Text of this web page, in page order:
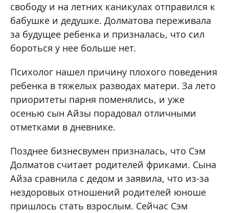
свободу и на летних каникулах отправился к
бабушке и дедушке. Долматова переживала
за будущее ребенка и призналась, что сил
бороться у нее больше нет.
Психолог нашел причину плохого поведения
ребенка в тяжелых разводах матери. За лето
приоритеты парня поменялись, и уже
осенью сын Айзы порадовал отличными
отметками в дневнике.
Позднее бизнесвумен призналась, что Сэм
Долматов считает родителей фриками. Сына
Айза сравнила с дедом и заявила, что из-за
нездоровых отношений родителей юноше
пришлось стать взрослым. Сейчас Сэм